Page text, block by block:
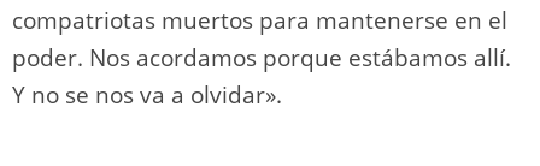
compatriotas muertos para mantenerse en el
poder. Nos acordamos porque estábamos allí.
Y no se nos va a olvidar».